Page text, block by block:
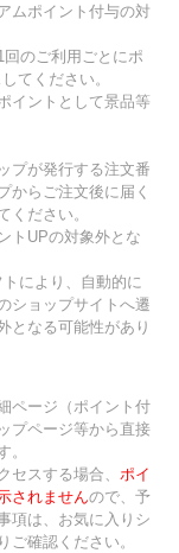
ムポイント付与の対
のご利用ごとにポ
てください。
イントとして景品等
プが発行する注文番
からご注文後に届く
ください。
トUPの対象外とな
により、自動的に
ショップサイトへ遷
となる可能性があり
ページ（ポイント付
プページ等から直接
。
セスする場合、 ポイ
されませんので、予
項は、お気に入りシ
ご確認ください。